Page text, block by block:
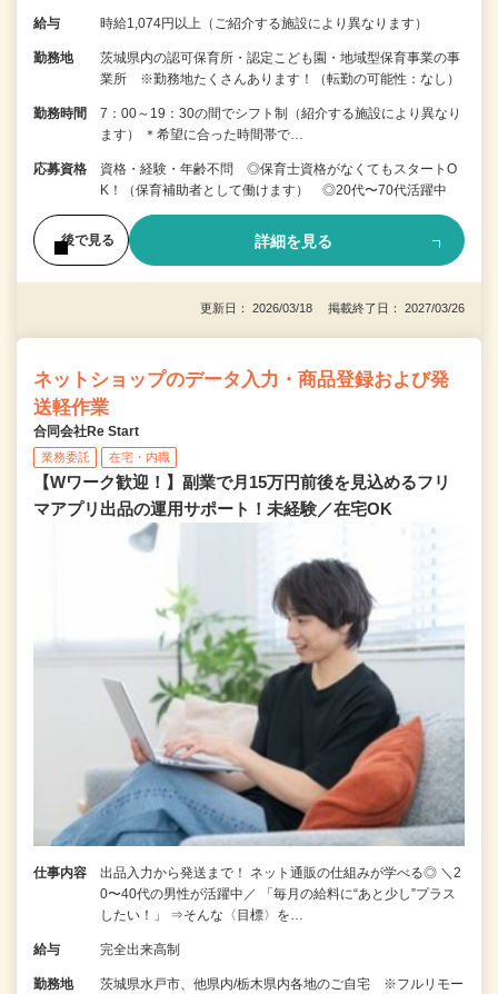
給与 時給1,074円以上（ご紹介する施設により異なります）
勤務地
茨城県内の認可保育所・認定こども園・地域型保育事業の事
業所 ※勤務地たくさんあります！（転勤の可能性：なし）
勤務時間
7：00～19：30の間でシフト制（紹介する施設により異なり
ます） ＊希望に合った時間帯で…
応募資格
資格・経験・年齢不問 ◎保育士資格がなくてもスタートO
K！（保育補助者として働けます） ◎20代〜70代活躍中
後で見る 詳細を見る
更新日： 2026/03/18 掲載終了日： 2027/03/26
ネットショップのデータ入力・商品登録および発
送軽作業
合同会社Re Start
業務委託 在宅・内職
【Wワーク歓迎！】副業で月15万円前後を見込めるフリ
マアプリ出品の運用サポート！未経験／在宅OK
仕事内容
出品入力から発送まで！ ネット通販の仕組みが学べる◎ ＼2
0〜40代の男性が活躍中／ 「毎月の給料に“あと少し”プラス
したい！」 ⇒そんな〈目標〉を…
給与 完全出来高制
勤務地
茨城県水戸市、他県内/栃木県内各地のご自宅 ※フルリモー